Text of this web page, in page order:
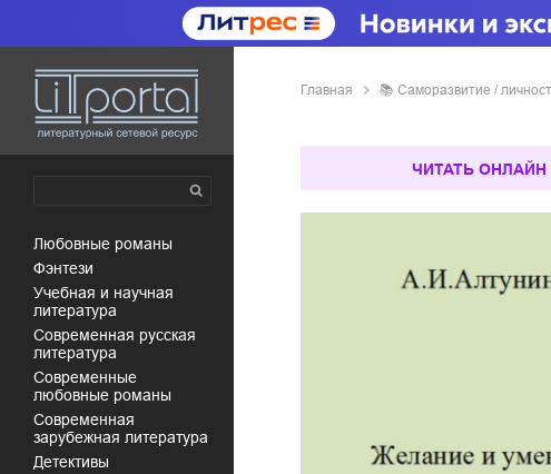
любовные романы
фэнтези
учебная и научная
литература
современная русская
литература
современные
любовные романы
современная
зарубежная литература
детективы
Главная 📚 саморазвитие /
ЧИТАТЬ ОНЛАЙН